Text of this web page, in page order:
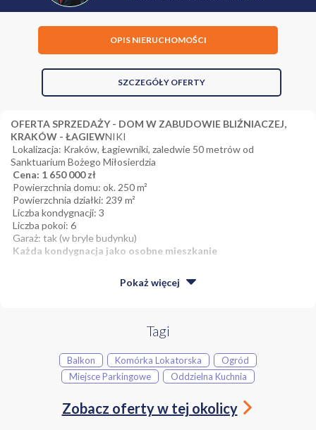
OPIS NIERUCHOMOŚCI
SZCZEGÓŁY OFERTY
OFERTA SPRZEDAŻY - DOM W ZABUDOWIE BLIŹNIACZEJ,
KRAKÓW - ŁAGIEWNIKI
Lokalizacja: Kraków, Łagiewniki, zaledwie 50 metrów od
Sanktuarium Bożego Miłosierdzia
Cena: 1 650 000 zł
Powierzchnia domu: ok. 250 m²
Powierzchnia działki: 239 m²
Liczba kondygnacji: 3
Liczba pokoi: 6
Garaż: tak (w bryle budynku)
Każda kondygnacja jako osobne mieszkanie
Na sprzedaż przestronny dom w zabudowie bliźniaczej o
Budynek usytuowany jest zaledwie 50 metrów od
Sanktuarium Bożego Miłosierdzia, co czyni tę ofertę
wyjątkową zarówno pod kątem inwestycyjnym, jak i do
zamieszkania.
może funkcjonować jako osobne mieszkanie - idealne rozwiązanie
dla dużej rodziny,najmu krótko- lub długoterminowego
Pokaż więcej
Tagi
Balkon Komórka Lokatorska
Ogród
Miejsce Parkingowe
Oddzielna Kuchnia
Zobacz oferty w tej okolicy